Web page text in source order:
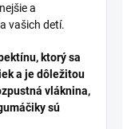
a
vašich detí.
ktorý sa
a je dôležitou
vláknina,
sú